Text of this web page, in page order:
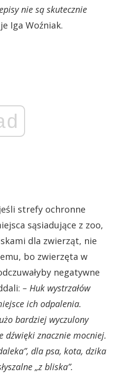
nie są skutecznie
Iga Woźniak.
strefy ochronne
sąsiadujące z zoo,
dla zwierząt, nie
bo zwierzęta w
negatywne
– Huk wystrzałów
ich odpalenia.
bardziej wyczulony
dźwięki znacznie mocniej.
dla psa, kota, dzika
„z bliska”.